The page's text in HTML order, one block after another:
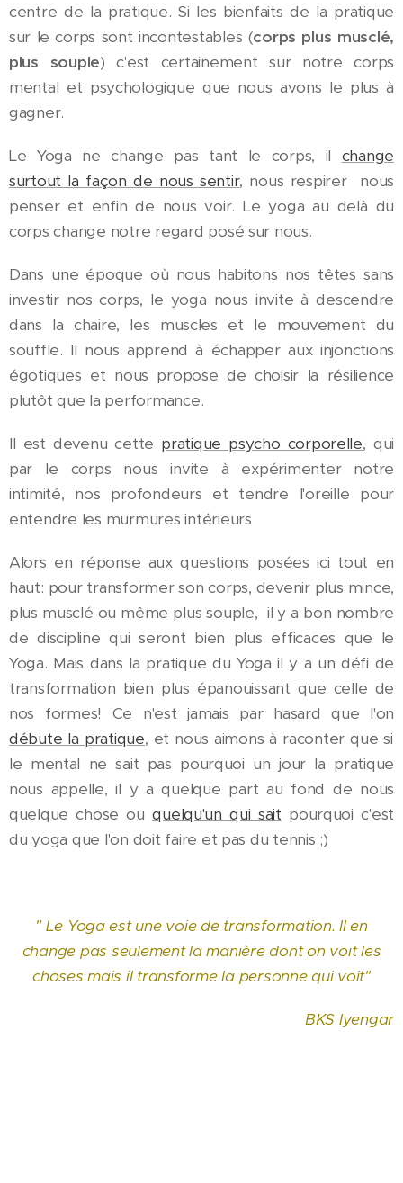
centre de la pratique. Si les bienfaits de la pratique
sur le corps sont incontestables (corps plus musclé,
plus souple) c'est certainement sur notre corps
mental et psychologique que nous avons le plus à
gagner.
Le Yoga ne change pas tant le corps, il change
surtout la façon de nous sentir, nous respirer nous
penser et enfin de nous voir. Le yoga au delà du
corps change notre regard posé sur nous.
Dans une époque où nous habitons nos têtes sans
investir nos corps, le yoga nous invite à descendre
dans la chaire, les muscles et le mouvement du
souffle. Il nous apprend à échapper aux injonctions
égotiques et nous propose de choisir la résilience
plutôt que la performance.
Il est devenu cette pratique psycho corporelle, qui
par le corps nous invite à expérimenter notre
intimité, nos profondeurs et tendre l'oreille pour
entendre les murmures intérieurs
Alors en réponse aux questions posées ici tout en
haut: pour transformer son corps, devenir plus mince,
plus musclé ou même plus souple, il y a bon nombre
de discipline qui seront bien plus efficaces que le
Yoga. Mais dans la pratique du Yoga il y a un défi de
transformation bien plus épanouissant que celle de
nos formes! Ce n'est jamais par hasard que l'on
débute la pratique, et nous aimons à raconter que si
le mental ne sait pas pourquoi un jour la pratique
nous appelle, il y a quelque part au fond de nous
quelque chose ouquelqu'un qui saitpourquoi c'est
du yoga que l'on doit faire et pas du tennis ;)
" Le Yoga est une voie de transformation. Il en
change pas seulement la manière dont on voit les
choses mais il transforme la personne qui voit"
BKS Iyengar